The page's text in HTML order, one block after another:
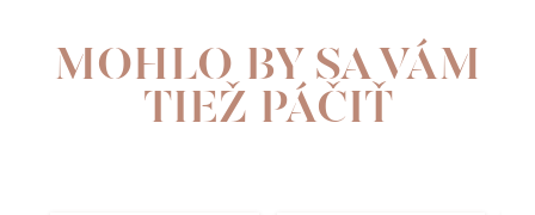
MOHLO BY SA VÁM
TIEŽ PÁČIŤ